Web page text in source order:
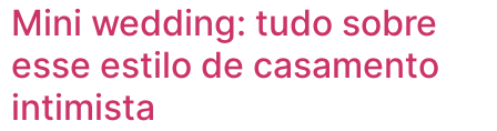
Mini wedding: tudo sobre
esse estilo de casamento
intimista